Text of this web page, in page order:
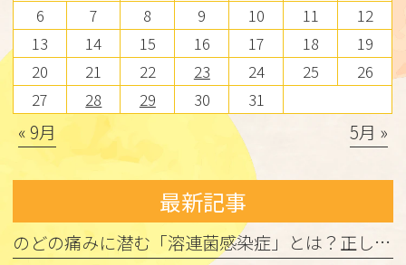
6
7 8 9 10 11
12
13
14 15 16 17 18
19
20
21 22 23 24 25
26
27
28 29 30 31
« 9月 5月 »
最新記事
のどの痛みに潜む「溶連菌感染症」とは？正しく理解して、しっかり治しましょう